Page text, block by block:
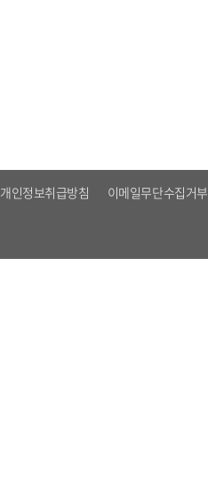
개인정보취급방침 이메일무단수집거부